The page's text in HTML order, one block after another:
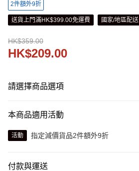
2件額外9折
送貨上門滿HK$399.00免運費 國家/地區配送
HK$359.00
HK$209.00
請選擇商品選項
本商品適用活動
活動 指定減價貨品2件額外9折
付款與運送